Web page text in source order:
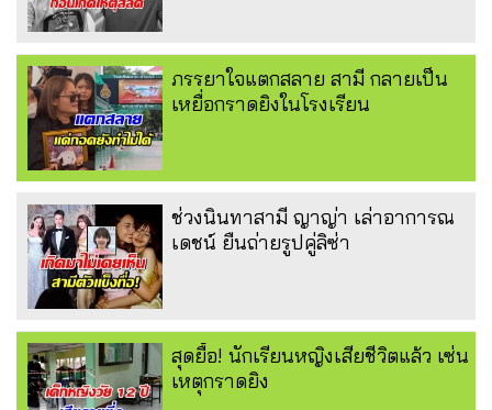
ภรรยาใจแตกสลาย สามี กลายเป็น
เหยื่อกราดยิงในโรงเรียน
ช่วงนินทาสามี ญาญ่า เล่าอาการณ
เดชน์ ยืนถ่ายรูปคู่ลิซ่า
สุดยื้อ! นักเรียนหญิงเสียชีวิตแล้ว เซ่น
เหตุกราดยิง